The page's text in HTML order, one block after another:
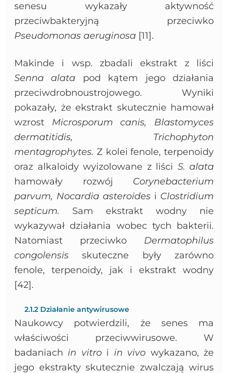
senesu wykazały aktywność
przeciwbakteryjną przeciwko
Pseudomonas aeruginosa [11].
Makinde i wsp. zbadali ekstrakt z liści
Senna alata pod kątem jego działania
przeciwdrobnoustrojowego. Wyniki
pokazały, że ekstrakt skutecznie hamował
wzrost Microsporum canis, Blastomyces
dermatitidis, Trichophyton
mentagrophytes. Z kolei fenole, terpenoidy
oraz alkaloidy wyizolowane z liści S. alata
hamowały rozwój Corynebacterium
parvum, Nocardia asteroides i Clostridium
septicum. Sam ekstrakt wodny nie
wykazywał działania wobec tych bakterii.
Natomiast przeciwko Dermatophilus
congolensis skuteczne były zarówno
fenole, terpenoidy, jak i ekstrakt wodny
[42].
2.1.2 Działanie antywirusowe
Naukowcy potwierdzili, że senes ma
właściwości przeciwwirusowe. W
badaniach in vitroi in vivo wykazano, że
jego ekstrakty skutecznie zwalczają wirus